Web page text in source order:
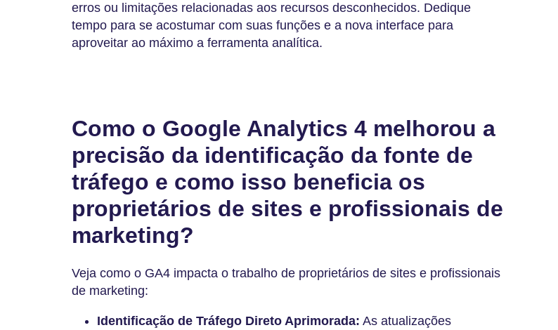
erros ou limitações relacionadas aos recursos desconhecidos. Dedique
tempo para se acostumar com suas funções e a nova interface para
aproveitar ao máximo a ferramenta analítica.
Como o Google Analytics 4 melhorou a
precisão da identificação da fonte de
tráfego e como isso beneficia os
proprietários de sites e profissionais de
marketing?
Veja como o GA4 impacta o trabalho de proprietários de sites e profissionais
de marketing:
Identificação de Tráfego Direto Aprimorada: As atualizações